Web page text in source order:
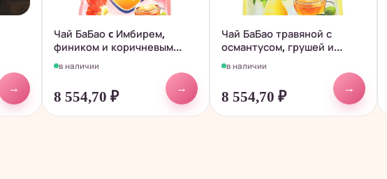
→
Чай БаБао c Имбирем,
фиником и коричневым
сахаром,...
в наличии
8 554,70 ₽
→
Чай БаБао травяной с
османтусом, грушей и
леденцом,...
в наличии
8 554,70 ₽
→